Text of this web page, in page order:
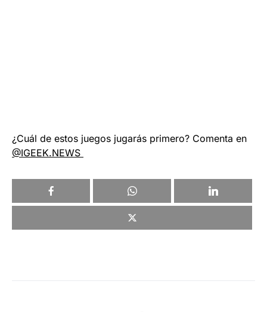
¿Cuál de estos juegos jugarás primero? Comenta en
@IGEEK.NEWS